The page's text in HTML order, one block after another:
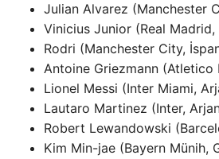
Julian Alvarez (Manchester
Vinicius Junior (Real Madrid,
Rodri (Manchester City,
Antoine Griezmann (Atletico
Lionel Messi (Inter Miami,
Lautaro Martinez (Inter,
Robert Lewandowski
Kim Min-jae (Bayern Münih,